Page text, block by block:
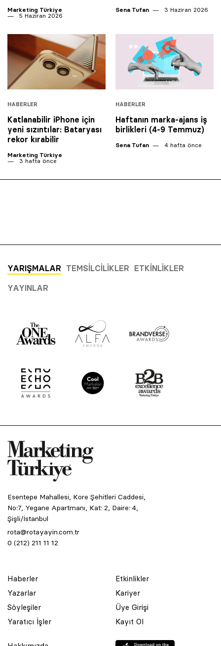
Marketing Türkiye
5 Haziran 2026
Sena Tufan 3 Haziran 2026
HABERLER
Katlanabilir iPhone için
yeni sızıntılar: Bataryası
rekor kırabilir
Marketing Türkiye
3 hafta önce
HABERLER
Haftanın marka-ajans iş
birlikleri (4-9 Temmuz)
Sena Tufan 4 hafta önce
YARIŞMALAR TEMSILCILIKLER ETKINLIKLER
YAYINLAR
Esentepe Mahallesi, Kore Şehitleri Caddesi,
No:7, Yegane Apartmanı, Kat: 2, Daire: 4,
Şişli/İstanbul
rota@rotayayin.com.tr
0 (212) 211 11 12
Haberler
Yazarlar
Söyleşiler
Yaratıcı İşler
Etkinlikler
Kariyer
Üye Girişi
Kayıt Ol